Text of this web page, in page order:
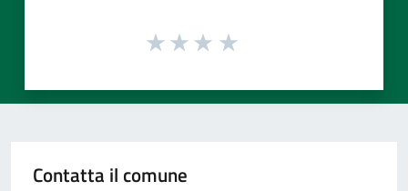
Contatta il comune